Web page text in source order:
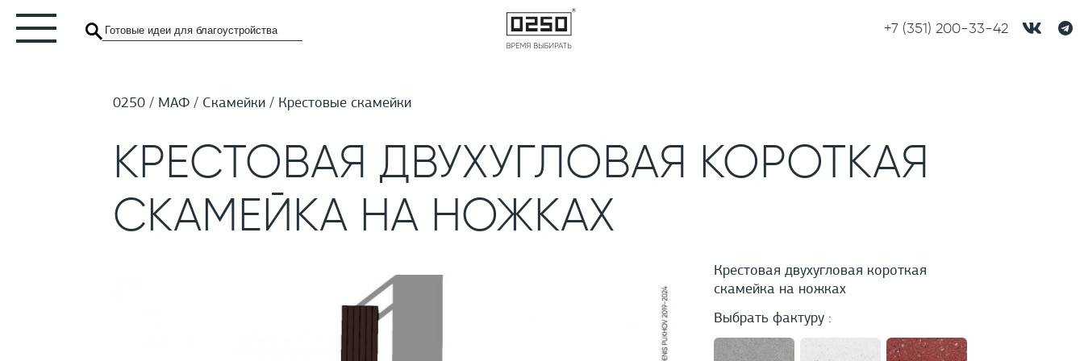
+7 (351) 200-33-42
0250 МАФ Скамейки Крестовые скамейки
КРЕСТОВАЯ ДВУХУГЛОВАЯ КОРОТКАЯ
СКАМЕЙКА НА НОЖКАХ
Крестовая двухугловая короткая
скамейка на ножках
Выбрать фактуру :